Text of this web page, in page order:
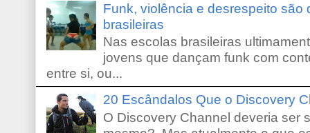
Funk, violência e desrespeito são
brasileiras
Nas escolas brasileiras
jovens que dançam funk com
entre si, ou...
20 Escândalos Que o Discovery
O Discovery Channel deveria ser